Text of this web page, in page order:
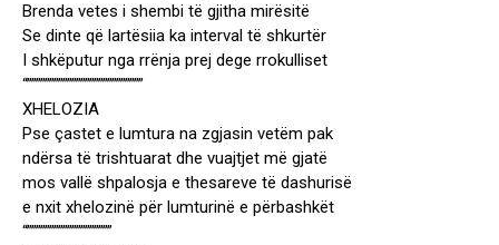
Brenda vetes i shembi të gjitha mirësitë
Se dinte që lartësiia ka interval të shkurtër
I shkëputur nga rrënja prej dege rrokulliset
“””””””””””””””””””””””””””
XHELOZIA
Pse çastet e lumtura na zgjasin vetëm pak
ndërsa të trishtuarat dhe vuajtjet më gjatë
mos vallë shpalosja e thesareve të dashurisë
e nxit xhelozinë për lumturinë e përbashkët
“”””””””””””””””””””